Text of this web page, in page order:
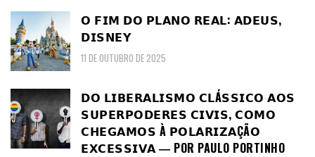
𝗢 𝗙𝗜𝗠 𝗗𝗢 𝗣𝗟𝗔𝗡𝗢 𝗥𝗘𝗔𝗟: 𝗔𝗗𝗘𝗨𝗦,
𝗗𝗜𝗦𝗡𝗘𝗬
11 DE OUTUBRO DE 2025
𝗗𝗢 𝗟𝗜𝗕𝗘𝗥𝗔𝗟𝗜𝗦𝗠𝗢 𝗖𝗟Á𝗦𝗦𝗜𝗖𝗢 𝗔𝗢𝗦
𝗦𝗨𝗣𝗘𝗥𝗣𝗢𝗗𝗘𝗥𝗘𝗦 𝗖𝗜𝗩𝗜𝗦, 𝗖𝗢𝗠𝗢
𝗖𝗛𝗘𝗚𝗔𝗠𝗢𝗦 À 𝗣𝗢𝗟𝗔𝗥𝗜𝗭𝗔ÇÃ𝗢
𝗘𝗫𝗖𝗘𝗦𝗦𝗜𝗩𝗔 ― POR PAULO PORTINHO